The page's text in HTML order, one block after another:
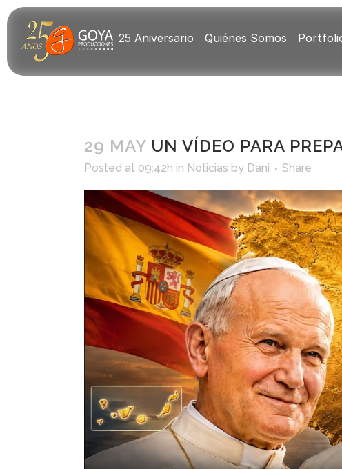
25 Aniversario Quiénes Somos
29 MAY UN VÍDEO PARA
Posted at 09:42h in Noticias by Dani Share